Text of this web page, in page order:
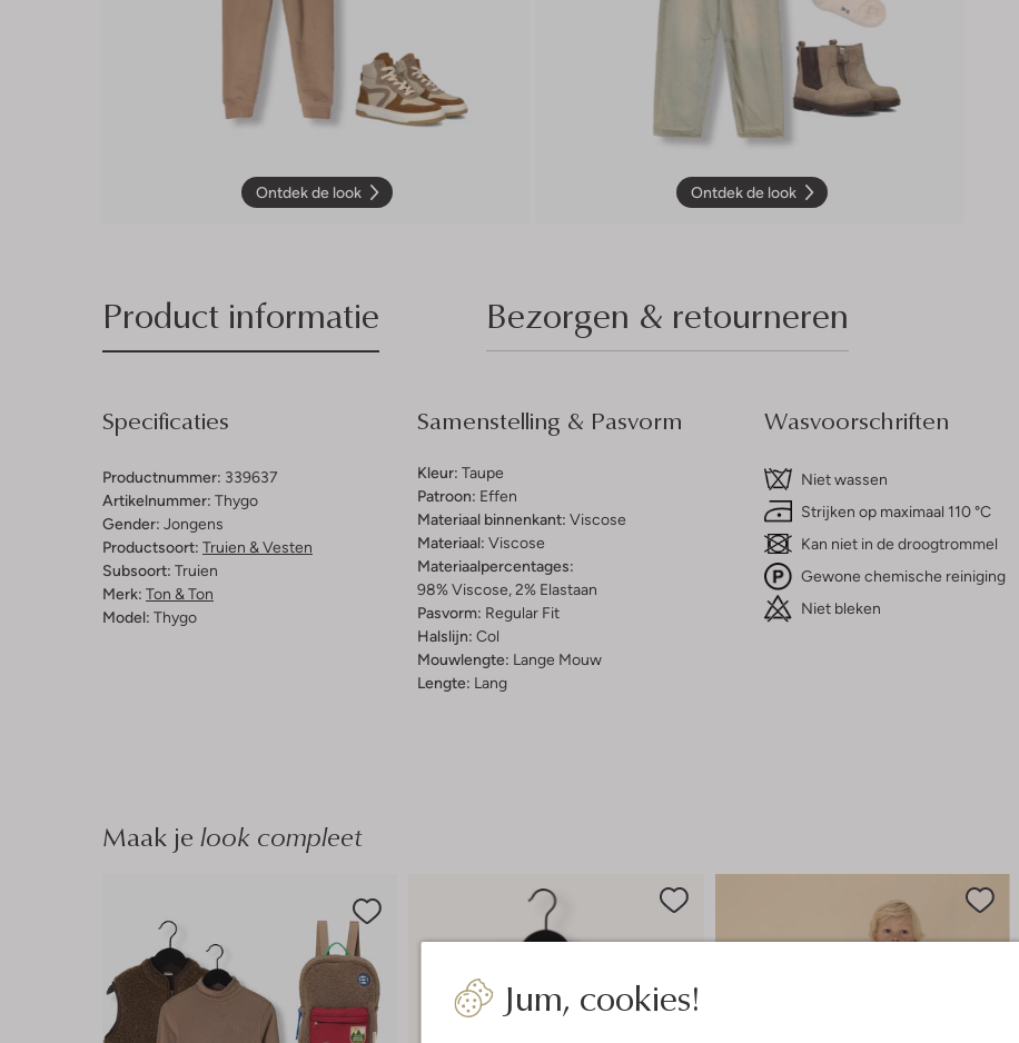
Jum, cookies!
Ontdek de look Ontdek de look
Product informatie Bezorgen & retourneren
Specificaties
Productnummer: 339637
Artikelnummer: Thygo
Gender: Jongens
Productsoort: Truien & Vesten
Subsoort: Truien
Merk: Ton & Ton
Model: Thygo
Samenstelling & Pasvorm
Kleur: Taupe
Patroon: Effen
Materiaal binnenkant: Viscose
Materiaal: Viscose
Materiaalpercentages:
98% Viscose, 2% Elastaan
Pasvorm: Regular Fit
Halslijn: Col
Mouwlengte: Lange Mouw
Lengte: Lang
Wasvoorschriften
Niet wassen
Strijken op maximaal 110 °C
Kan niet in de droogtrommel
Gewone chemische reiniging
Niet bleken
Maak je look compleet